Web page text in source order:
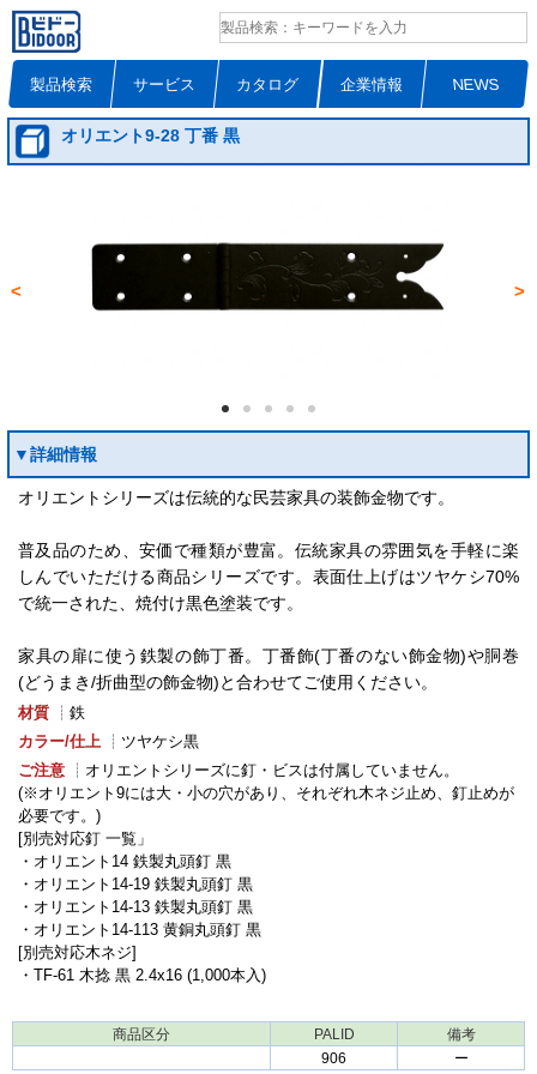
製品検索 サービス カタログ 企業情報 NEWS
オリエント9-28 丁番 黒
< >
▼詳細情報
オリエントシリーズは伝統的な民芸家具の装飾金物です。
普及品のため、安価で種類が豊富。伝統家具の雰囲気を手軽に楽
しんでいただける商品シリーズです。表面仕上げはツヤケシ70%
で統一された、焼付け黒色塗装です。
家具の扉に使う鉄製の飾丁番。丁番飾(丁番のない飾金物)や胴巻
(どうまき/折曲型の飾金物)と合わせてご使用ください。
材質
┊鉄
カラー/仕上
┊ツヤケシ黒
ご注意
┊オリエントシリーズに釘・ビスは付属していません。
(※オリエント9には大・小の穴があり、それぞれ木ネジ止め、釘止めが
必要です。)
[別売対応釘 一覧」
・オリエント14 鉄製丸頭釘 黒
・オリエント14-19 鉄製丸頭釘 黒
・オリエント14-13 鉄製丸頭釘 黒
・オリエント14-113 黄銅丸頭釘 黒
[別売対応木ネジ]
・TF-61 木捻 黒 2.4x16 (1,000本入)
商品区分 PALID
備考
906
ー